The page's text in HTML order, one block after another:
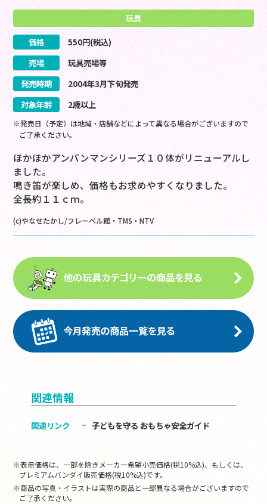
玩具
価格 550円(税込)
売場
玩具売場等
発売時期
2004年3月下旬発売
対象年齢
2歳以上
※発売日（予定）は地域・店舗などによって異なる場合がございますので
ご了承ください。
ほかほかアンパンマンシリーズ１０体がリニューアルし
ました。
鳴き笛が楽しめ、価格もお求めやすくなりました。
全長約１１ｃｍ。
(c)やなせたかし/フレーベル館・TMS・NTV
関連情報
関連リンク 子どもを守る おもちゃ安全ガイド
※表示価格は、一部を除きメーカー希望小売価格(税10%込)、もしくは、
プレミアムバンダイ販売価格(税10%込)です。
※商品の写真・イラストは実際の商品と一部異なる場合がございますので
ご了承ください。